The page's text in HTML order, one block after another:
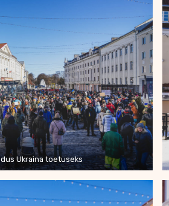
Ukraina toetuseks